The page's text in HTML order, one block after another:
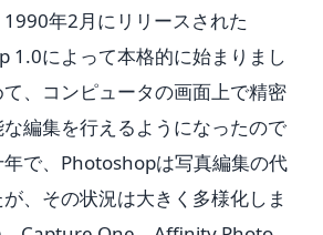
年2月にリリースされた
1.0によって本格的に始まりまし
、コンピュータの画面上で精密
編集を行えるようになったので
で、Photoshopは写真編集の代
、その状況は大きく多様化しま